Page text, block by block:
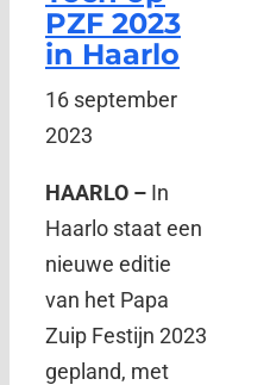
PZF 2023
in Haarlo
16 september
2023
HAARLO – In
Haarlo staat een
nieuwe editie
van het Papa
Zuip Festijn 2023
gepland, met